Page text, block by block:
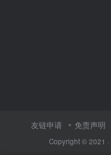
友链申请 免责声明
Copyright © 2021 ·